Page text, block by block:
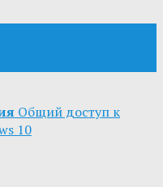
Общий доступ к
10